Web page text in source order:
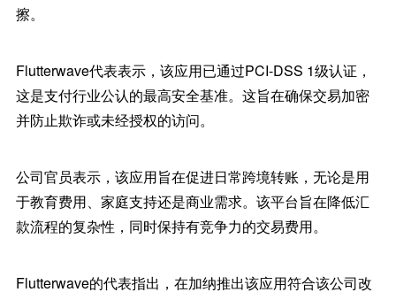
擦。
Flutterwave代表表示，该应用已通过PCI-DSS 1级认证，
这是支付行业公认的最高安全基准。这旨在确保交易加密
并防止欺诈或未经授权的访问。
公司官员表示，该应用旨在促进日常跨境转账，无论是用
于教育费用、家庭支持还是商业需求。该平台旨在降低汇
款流程的复杂性，同时保持有竞争力的交易费用。
Flutterwave的代表指出，在加纳推出该应用符合该公司改